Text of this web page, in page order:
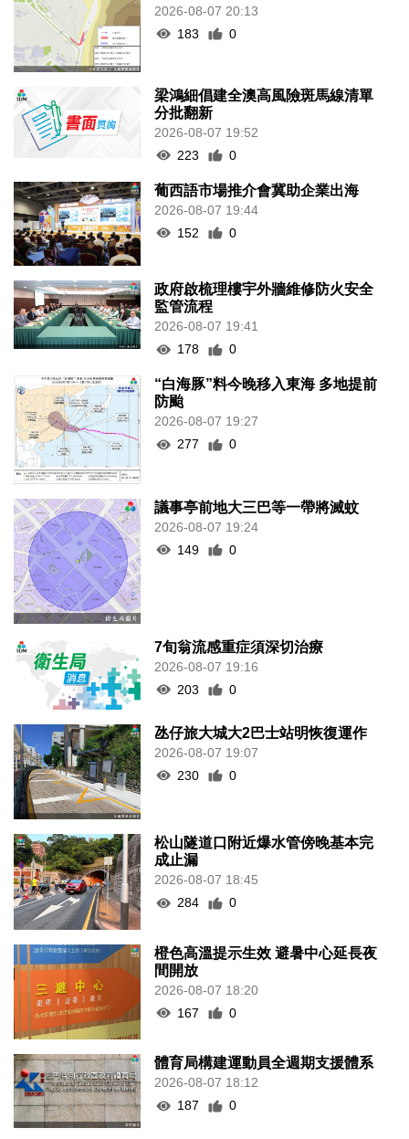
2026-08-07 20:13
183
0
梁鴻細倡建全澳高風險斑馬線清單
分批翻新
2026-08-07 19:52
223
0
葡西語市場推介會冀助企業出海
2026-08-07 19:44
152
0
政府啟梳理樓宇外牆維修防火安全
監管流程
2026-08-07 19:41
178
0
“白海豚”料今晚移入東海 多地提前
防颱
2026-08-07 19:27
277
0
議事亭前地大三巴等一帶將滅蚊
2026-08-07 19:24
149
0
7旬翁流感重症須深切治療
2026-08-07 19:16
203
0
氹仔旅大城大2巴士站明恢復運作
2026-08-07 19:07
230
0
松山隧道口附近爆水管傍晚基本完
成止漏
2026-08-07 18:45
284
0
橙色高溫提示生效 避暑中心延長夜
間開放
2026-08-07 18:20
167
0
體育局構建運動員全週期支援體系
2026-08-07 18:12
187
0